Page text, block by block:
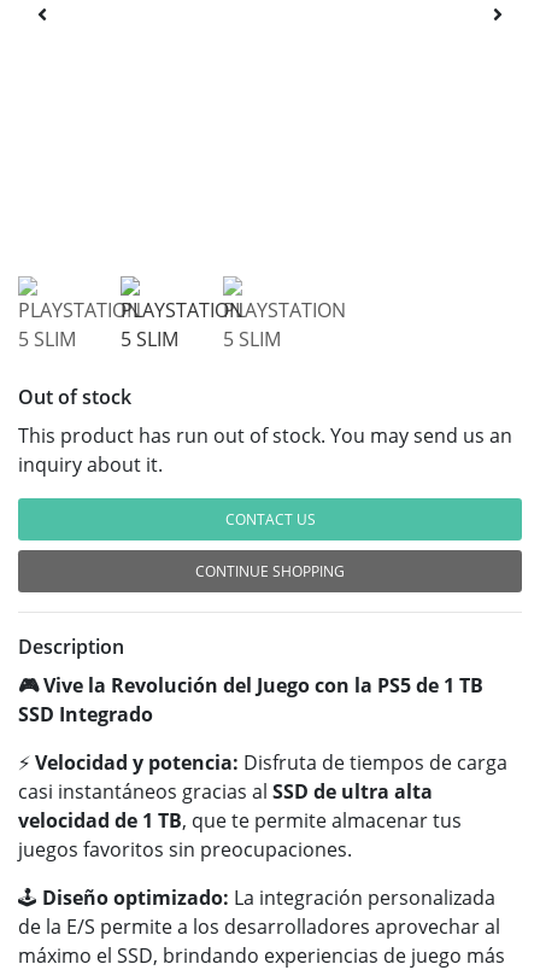
Out of stock
This product has run out of stock. You may send us an
inquiry about it.
CONTACT US
CONTINUE SHOPPING
Description
🎮 Vive la Revolución del Juego con la PS5 de 1 TB
SSD Integrado
⚡Velocidad y potencia: Disfruta de tiempos de carga
casi instantáneos gracias al SSD de ultra alta
velocidad de 1 TB, que te permite almacenar tus
juegos favoritos sin preocupaciones.
🕹️ Diseño optimizado: La integración personalizada
de la E/S permite a los desarrolladores aprovechar al
máximo el SSD, brindando experiencias de juego más